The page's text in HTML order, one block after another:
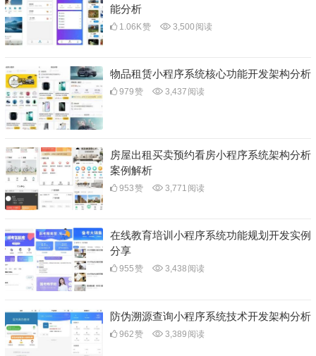
能分析
1.06K赞 3,500 阅读
物品租赁小程序系统核心功能开发架构分析
979赞 3,437 阅读
房屋出租买卖预约看房小程序系统架构分析
案例解析
953赞 3,771 阅读
在线教育培训小程序系统功能规划开发实例
分享
955赞 3,438 阅读
防伪溯源查询小程序系统技术开发架构分析
962赞 3,389 阅读